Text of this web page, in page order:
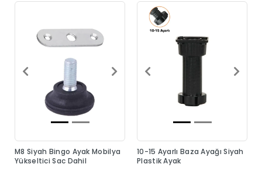
M8 Siyah Bingo Ayak Mobilya
Yükseltici Sac Dahil
10-15 Ayarlı Baza Ayağı Siyah
Plastik Ayak